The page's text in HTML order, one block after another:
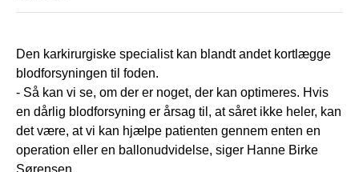
Den karkirurgiske specialist kan blandt andet kortlægge
blodforsyningen til foden.
- Så kan vi se, om der er noget, der kan optimeres. Hvis
en dårlig blodforsyning er årsag til, at såret ikke heler, kan
det være, at vi kan hjælpe patienten gennem enten en
operation eller en ballonudvidelse, siger Hanne Birke
Sørensen.